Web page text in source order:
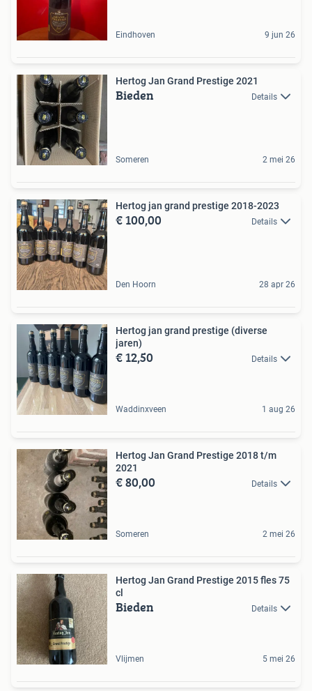
Eindhoven 9 jun 26
Hertog Jan Grand Prestige 2021
Bieden Details
Someren 2 mei 26
Hertog jan grand prestige 2018-2023
€ 100,00 Details
Den Hoorn 28 apr 26
Hertog jan grand prestige (diverse
jaren)
€ 12,50 Details
Waddinxveen 1 aug 26
Hertog Jan Grand Prestige 2018 t/m
2021
€ 80,00 Details
Someren 2 mei 26
Hertog Jan Grand Prestige 2015 fles 75
cl
Bieden Details
Vlijmen 5 mei 26